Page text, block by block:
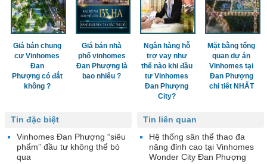
Giá bán chung
cư Vinhomes
Đan
Phượng có đắt
không ?
Giá bán nhà
phố vinhomes
Đan Phượng là
bao nhiêu ?
Ngân hàng hỗ
trợ vay như
thế nào khi đầu
tư Vinhomes
Đan Phượng
City?
Mặt bằng tổng
quan dự án
Vinhomes tại
Đan Phượng
chi tiết NHẤT
Tin liên quan
Hệ thống sân thể thao đa
năng đỉnh cao tại Vinhomes
Wonder City Đan Phượng
Tin đặc biệt
Vinhomes Đan Phượng “siêu
phẩm” đầu tư không thể bỏ
qua